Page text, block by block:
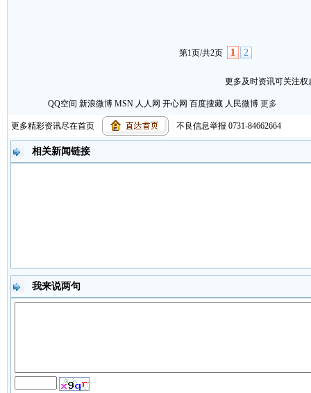
第1页/共2页 1 2
更多及时资讯可关注
QQ空间 新浪微博 MSN 人人网 开心网 百度搜藏 人民微博 更多
更多精彩资讯尽在首页 不良信息举报 0731-84662664
【 复制链接】【打印页面
相关新闻链接
我来说两句